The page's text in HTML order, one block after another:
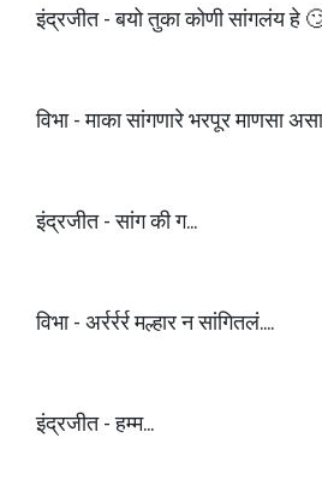
इंद्रजीत - बयो तुका कोणी सांगलंय हे
विभा - माका सांगणारे भरपूर माणसा
इंद्रजीत - सांग की ग...
विभा - अर्रर्रर्र मल्हार न सांगितलं....
इंद्रजीत - हम्म...